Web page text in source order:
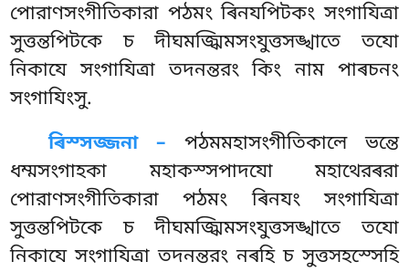
পোরাণসংগীতিকারা পঠমং ৰিনযপিটকং সংগাযিত্ৰা
সুত্তন্তপিটকে চ দীঘমজ্ঝিমসংযুত্তসঙ্খাতে তযো
নিকাযে সংগাযিত্ৰা তদনন্তরং কিং নাম পাৰচনং
সংগাযিংসু.
ৰিস্সজ্জনা – পঠমমহাসংগীতিকালে ভন্তে
ধম্মসংগাহকা মহাকস্সপাদযো মহাথেরৰরা
পোরাণসংগীতিকারা পঠমং ৰিনযং সংগাযিত্ৰা
সুত্তন্তপিটকে চ দীঘমজ্ঝিমসংযুত্তসঙ্খাতে তযো
নিকাযে সংগাযিত্ৰা তদনন্তরং নৰহি চ সুত্তসহস্সেহি